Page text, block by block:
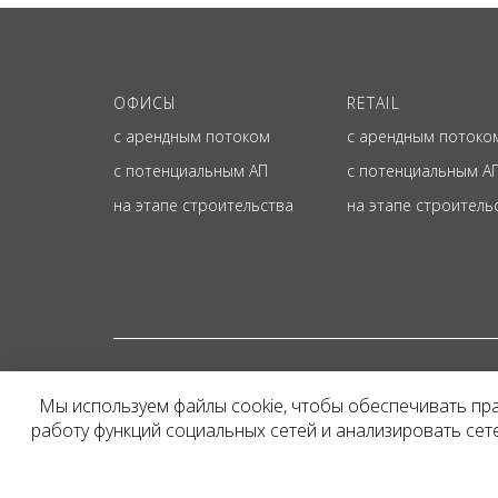
ОФИСЫ
с арендным потоком
с потенциальным АП
на этапе строительства
RETAIL
с арендным
с потенциальным
на этапе
Представленная на
и не является
Мы используем файлы cookie, чтобы обеспечивать
работу функций социальных сетей и анализировать